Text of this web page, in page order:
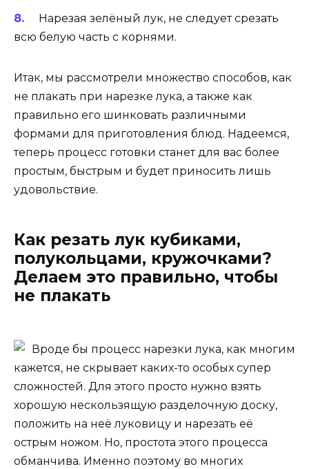
Нарезая зелёный лук, не следует срезать
всю белую часть с корнями.
Итак, мы рассмотрели множество способов, как
не плакать при нарезке лука, а также как
правильно его шинковать различными
формами для приготовления блюд. Надеемся,
теперь процесс готовки станет для вас более
простым, быстрым и будет приносить лишь
удовольствие.
Как резать лук кубиками,
полукольцами, кружочками?
Делаем это правильно, чтобы
не плакать
Вроде бы процесс нарезки лука, как многим
кажется, не скрывает каких-то особых супер
сложностей. Для этого просто нужно взять
хорошую нескользящую разделочную доску,
положить на неё луковицу и нарезать её
острым ножом. Но, простота этого процесса
обманчива. Именно поэтому во многих